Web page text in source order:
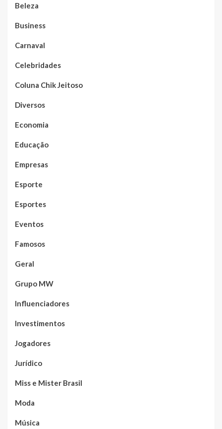
Beleza
Business
Carnaval
Celebridades
Coluna Chik Jeitoso
Diversos
Economia
Educação
Empresas
Esporte
Esportes
Eventos
Famosos
Geral
Grupo MW
Influenciadores
Investimentos
Jogadores
Jurídico
Miss e Mister Brasil
Moda
Música